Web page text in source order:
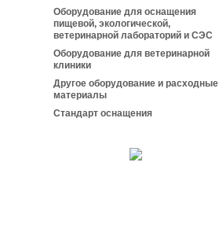
Оборудование для оснащения
пищевой, экологической,
ветеринарной лабораторий и СЭС
Оборудование для ветеринарной
клиники
Другое оборудование и расходные
материалы
Стандарт оснащения